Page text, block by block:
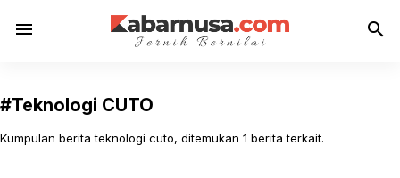
menu search
#Teknologi CUTO
Kumpulan berita teknologi cuto, ditemukan 1 berita terkait.